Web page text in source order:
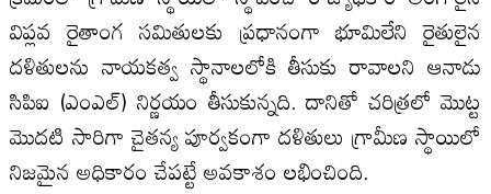
విప్లవ రైతాంగ సమితులకు ప్రధానంగా భూమిలేని రైతులైన
దళితులను నాయకత్వ స్థానాలలోకి తీసుకు రావాలని ఆనాడు
సి‌పి‌ఐ (ఎం‌ఎల్) నిర్ణయం తీసుకున్నది. దానితో చరిత్రలో మొట్ట
మొదటి సారిగా చైతన్య పూర్వకంగా దళితులు గ్రామీణ స్థాయిలో
నిజమైన అధికారం చేపట్టే అవకాశం లభించింది.